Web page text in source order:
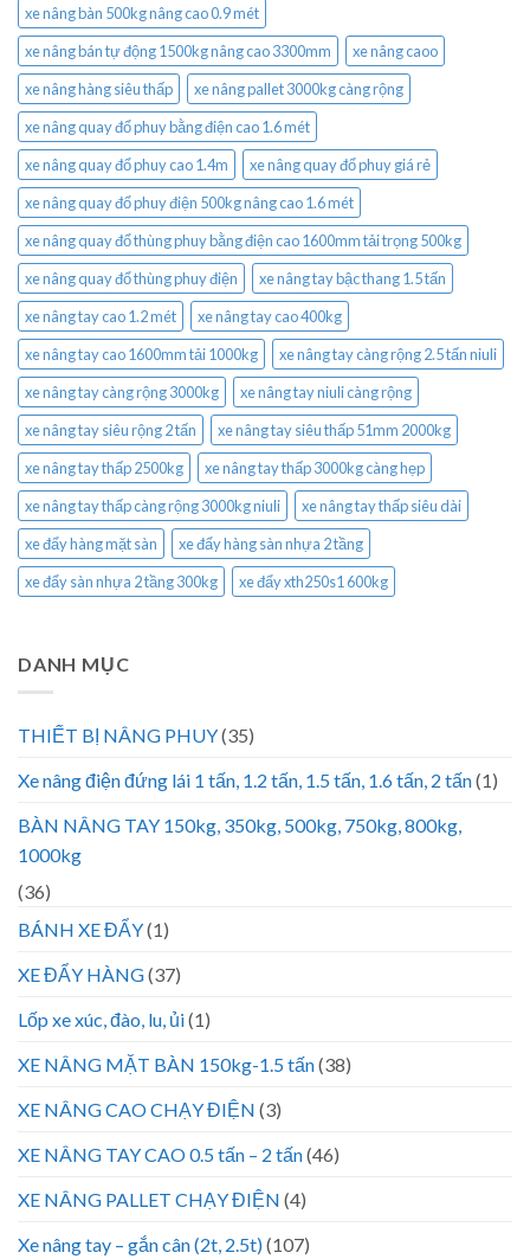
xe nâng bàn 500kg nâng cao 0.9 mét
xe nâng bán tự động 1500kg nâng cao 3300mm
xe nâng caoo
xe nâng hàng siêu thấp
xe nâng pallet 3000kg càng rộng
xe nâng quay đổ phuy bằng điện cao 1.6 mét
xe nâng quay đổ phuy cao 1.4m
xe nâng quay đổ phuy giá rẻ
xe nâng quay đổ phuy điện 500kg nâng cao 1.6 mét
xe nâng quay đổ thùng phuy bằng điện cao 1600mm tải trọng 500kg
xe nâng quay đổ thùng phuy điện
xe nâng tay bậc thang 1.5 tấn
xe nâng tay cao 1.2 mét
xe nâng tay cao 400kg
xe nâng tay cao 1600mm tải 1000kg
xe nâng tay càng rộng 2.5 tấn niuli
xe nâng tay càng rộng 3000kg
xe nâng tay niuli càng rộng
xe nâng tay siêu rộng 2 tấn
xe nâng tay siêu thấp 51mm 2000kg
xe nâng tay thấp 2500kg
xe nâng tay thấp 3000kg càng hẹp
xe nâng tay thấp càng rộng 3000kg niuli
xe nâng tay thấp siêu dài
xe đẩy hàng mặt sàn
xe đẩy hàng sàn nhựa 2 tầng
xe đẩy sàn nhựa 2 tầng 300kg
xe đẩy xth250s1 600kg
DANH MỤC
THIẾT BỊ NÂNG PHUY(35)
Xe nâng điện đứng lái 1 tấn, 1.2 tấn, 1.5 tấn, 1.6 tấn, 2 tấn(1)
BÀN NÂNG TAY 150kg, 350kg, 500kg, 750kg, 800kg,
1000kg
(36)
BÁNH XE ĐẨY(1)
XE ĐẨY HÀNG(37)
Lốp xe xúc, đào, lu, ủi(1)
XE NÂNG MẶT BÀN 150kg-1.5 tấn(38)
XE NÂNG CAO CHẠY ĐIỆN (3)
XE NÂNG TAY CAO 0.5 tấn – 2 tấn(46)
XE NÂNG PALLET CHẠY ĐIỆN (4)
Xe nâng tay – gắn cân (2t, 2.5t)(107)